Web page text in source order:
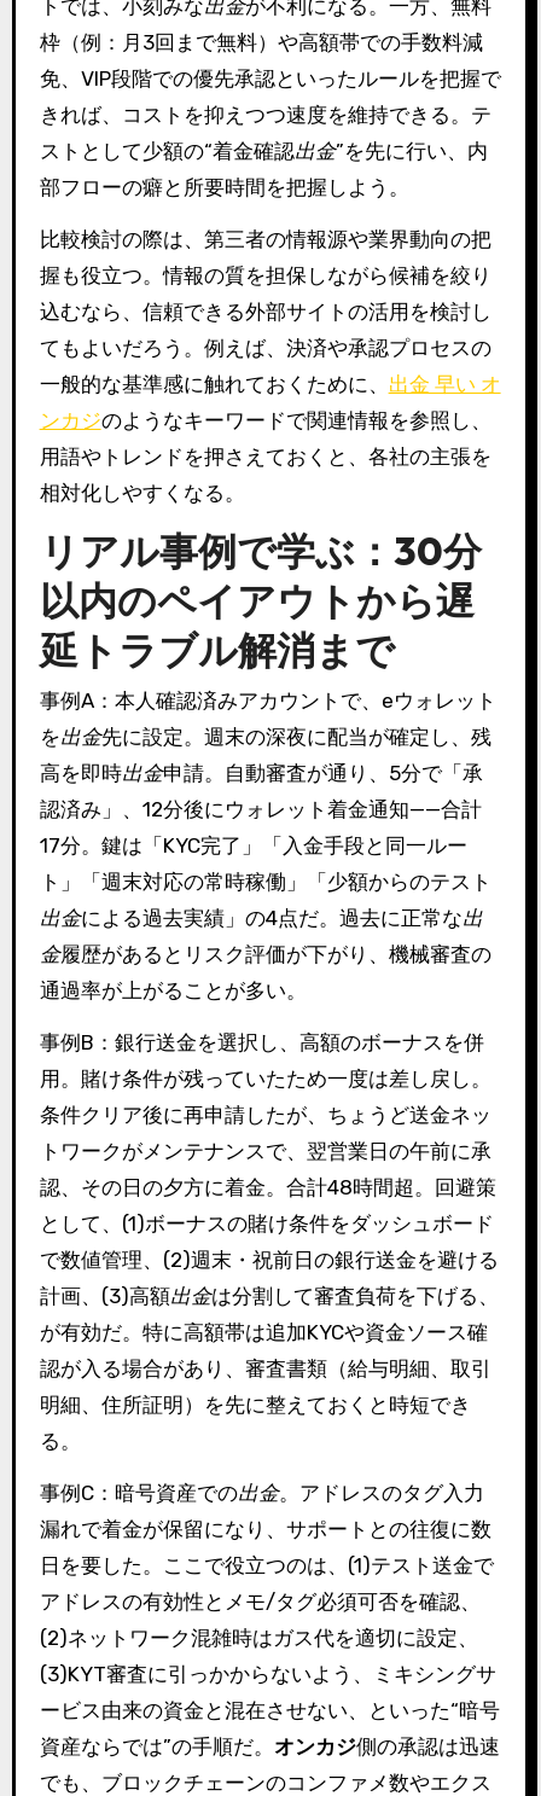
トでは、小刻みな出金が不利になる。一方、無料
枠（例：月3回まで無料）や高額帯での手数料減
免、VIP段階での優先承認といったルールを把握で
きれば、コストを抑えつつ速度を維持できる。テ
ストとして少額の“着金確認出金”を先に行い、内
部フローの癖と所要時間を把握しよう。
比較検討の際は、第三者の情報源や業界動向の把
握も役立つ。情報の質を担保しながら候補を絞り
込むなら、信頼できる外部サイトの活用を検討し
てもよいだろう。例えば、決済や承認プロセスの
一般的な基準感に触れておくために、 出金 早い オ
ンカジのようなキーワードで関連情報を参照し、
用語やトレンドを押さえておくと、各社の主張を
相対化しやすくなる。
リアル事例で学ぶ：30分
以内のペイアウトから遅
延トラブル解消まで
事例A：本人確認済みアカウントで、eウォレット
を出金先に設定。週末の深夜に配当が確定し、残
高を即時出金申請。自動審査が通り、5分で「承
認済み」、12分後にウォレット着金通知——合計
17分。鍵は「KYC完了」「入金手段と同一ルー
ト」「週末対応の常時稼働」「少額からのテスト
出金による過去実績」の4点だ。過去に正常な出
金履歴があるとリスク評価が下がり、機械審査の
通過率が上がることが多い。
事例B：銀行送金を選択し、高額のボーナスを併
用。賭け条件が残っていたため一度は差し戻し。
条件クリア後に再申請したが、ちょうど送金ネッ
トワークがメンテナンスで、翌営業日の午前に承
認、その日の夕方に着金。合計48時間超。回避策
として、(1)ボーナスの賭け条件をダッシュボード
で数値管理、(2)週末・祝前日の銀行送金を避ける
計画、(3)高額出金は分割して審査負荷を下げる、
が有効だ。特に高額帯は追加KYCや資金ソース確
認が入る場合があり、審査書類（給与明細、取引
明細、住所証明）を先に整えておくと時短でき
る。
事例C：暗号資産での出金。アドレスのタグ入力
漏れで着金が保留になり、サポートとの往復に数
日を要した。ここで役立つのは、(1)テスト送金で
アドレスの有効性とメモ/タグ必須可否を確認、
(2)ネットワーク混雑時はガス代を適切に設定、
(3)KYT審査に引っかからないよう、ミキシングサ
ービス由来の資金と混在させない、といった“暗号
資産ならでは”の手順だ。 オンカジ側の承認は迅速
でも、ブロックチェーンのコンファメ数やエクス